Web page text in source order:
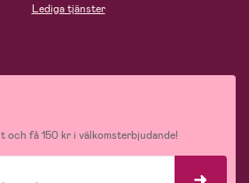
Lediga tjänster
och få 150 kr i välkomsterbjudande!